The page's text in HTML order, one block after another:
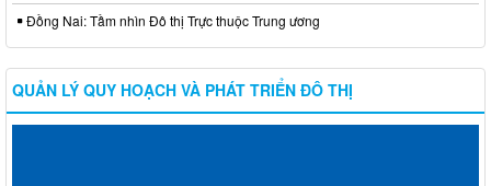
Đồng Nai: Tầm nhìn Đô thị Trực thuộc Trung ương
QUẢN LÝ QUY HOẠCH VÀ PHÁT TRIỂN ĐÔ THỊ